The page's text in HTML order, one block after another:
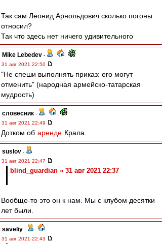
Так сам Леонид Арнольдович сколько погоны
относил?
Так что здесь нет ничего удивительного
Mike Lebedev -
31 авг 2021 22:50
"Не спеши выполнять приказ: его могут
отменить" (народная армейско-татарская
мудрость)
словесник -
31 авг 2021 22:49
Дотком об аренде Крала.
suslov -
31 авг 2021 22:47
blind_guardian » 31 авг 2021 22:37
Вообще-то это он к нам. Мы с клубом десятки
лет были.
saveliy -
31 авг 2021 22:43